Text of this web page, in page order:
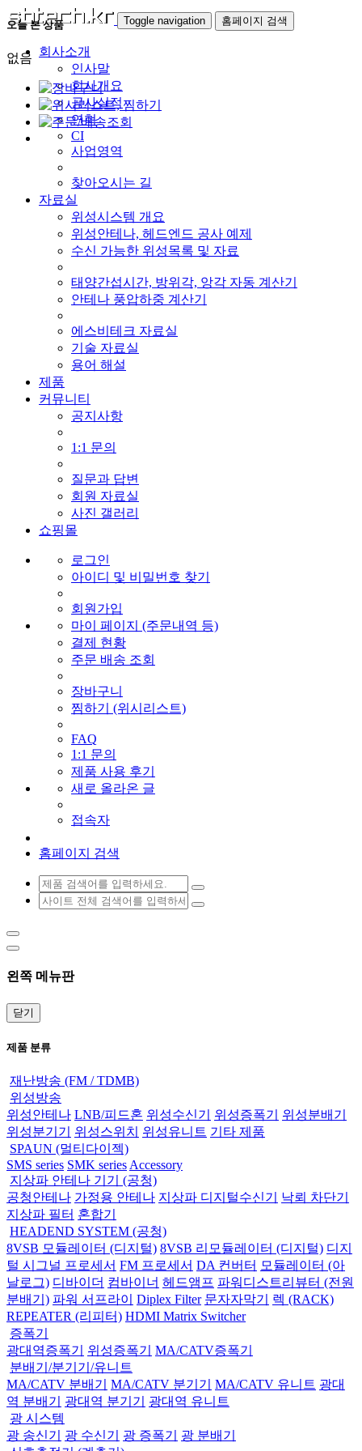
Toggle navigation 홈페이지 검색
회사소개
인사말
회사개요
공사실적
연혁
CI
사업영역
찾아오시는 길
자료실
위성시스템 개요
위성안테나, 헤드엔드 공사 예제
수신 가능한 위성목록 및 자료
태양간섭시간, 방위각, 앙각 자동 계산기
안테나 풍압하중 계산기
에스비테크 자료실
기술 자료실
용어 해설
제품
커뮤니티
공지사항
1:1 문의
질문과 답변
회원 자료실
사진 갤러리
쇼핑몰
로그인
아이디 및 비밀번호 찾기
회원가입
마이 페이지 (주문내역 등)
결제 현황
주문 배송 조회
장바구니
찜하기 (위시리스트)
FAQ
1:1 문의
제품 사용 후기
새로 올라온 글
접속자
홈페이지 검색
왼쪽 메뉴판
닫기
제품 분류
재난방송 (FM / TDMB)
위성방송
위성안테나 LNB/피드혼 위성수신기 위성증폭기
위성분배기
위성분기기
위성스위치 위성유니트 기타 제품
SPAUN (멀티다이젝)
SMS series SMK series Accessory
지상파 안테나 기기 (공청)
공청안테나 가정용 안테나 지상파 디지털수신기
낙뢰 차단기
지상파 필터 혼합기
HEADEND SYSTEM (공청)
8VSB 모듈레이터 (디지털) 8VSB 리모듈레이터 (디지털) 디지
털 시그널 프로세서 FM 프로세서 DA 컨버터 모듈레이터 (아
날로그) 디바이더 컴바이너 헤드앰프 파워디스트리뷰터 (전원
분배기) 파워 서프라이 Diplex Filter 문자자막기
렉 (RACK)
REPEATER (리피터) HDMI Matrix Switcher
증폭기
광대역증폭기
위성증폭기
MA/CATV증폭기
분배기/분기기/유니트
MA/CATV 분배기
MA/CATV 분기기 MA/CATV 유니트 광대
역 분배기
광대역 분기기
광대역 유니트
광 시스템
광 송신기
광 수신기 광 증폭기
광 분배기
오늘 본 상품
없음